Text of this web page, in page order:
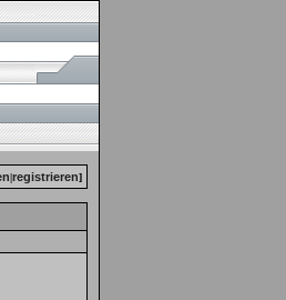
|registrieren]